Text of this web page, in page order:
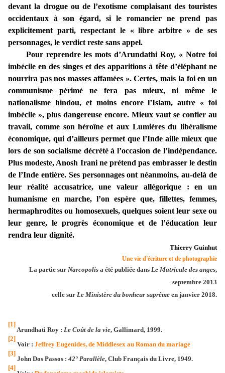
devant la drogue ou de l’exotisme complaisant des touristes
occidentaux à son égard, si le romancier ne prend pas
explicitement parti, respectant le « libre arbitre » de ses
personnages, le verdict reste sans appel.
Pour reprendre les mots d’Arundathi Roy, « Notre foi
imbécile en des singes et des apparitions à tête d’éléphant ne
nourrira pas nos masses affamées ». Certes, mais la foi en un
communisme périmé ne fera pas mieux, ni même le
nationalisme hindou, et moins encore l’Islam, autre « foi
imbécile », plus dangereuse encore. Mieux vaut se confier au
travail, comme son héroïne et aux Lumières du libéralisme
économique, qui d’ailleurs permet que l’Inde aille mieux que
lors de son socialisme décrété à l’occasion de l’indépendance.
Plus modeste, Anosh Irani ne prétend pas embrasser le destin
de l’Inde entière. Ses personnages ont néanmoins, au-delà de
leur réalité accusatrice, une valeur allégorique : en un
humanisme en marche, l’on espère que, fillettes, femmes,
hermaphrodites ou homosexuels, quelques soient leur sexe ou
leur genre, le progrès économique et de l’éducation leur
rendra leur dignité.
Thierry Guinhut
Une vie d'écriture et de photographie
La partie sur Narcopolis a été publiée dans Le Matricule des anges,
septembre 2013
celle sur Le Ministère du bonheur suprême en janvier 2018.
[1]
Arundhati Roy : Le Coût de la vie, Gallimard, 1999.
[2]
Voir : Jeffrey Eugenides, de Middlesex au Roman du mariage
[3]
John Dos Passos : 42° Parallèle, Club Français du Livre, 1949.
[4]